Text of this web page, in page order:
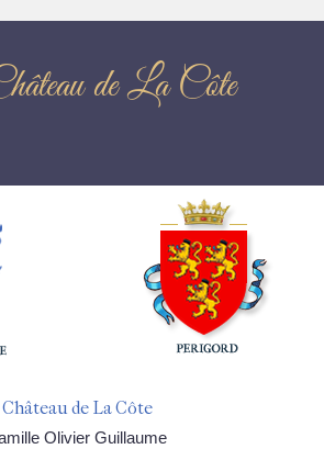
de La Côte
Château de La Côte
Olivier Guillaume